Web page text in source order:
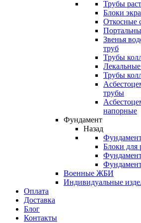
Трубы
Блоки
Откосные
Звенья
труб
Трубы
Трубы
трубы
напорные
Фундамент
Назад
Блоки для
Военные ЖБИ
Индивидуальные
Оплата
Доставка
Блог
Контакты